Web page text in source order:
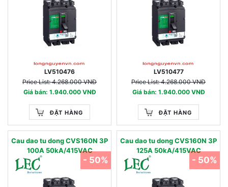
LV510476
Price List: 4.268.000 VNĐ
Giá bán: 1.940.000 VNĐ
ĐẶT HÀNG
LV510477
Price List: 4.268.000 VNĐ
Giá bán: 1.940.000 VNĐ
ĐẶT HÀNG
Cau dao tu dong CVS160N 3P
100A 50kA/415VAC
- 50%
Cau dao tu dong CVS160N 3P
125A 50kA/415VAC
- 50%